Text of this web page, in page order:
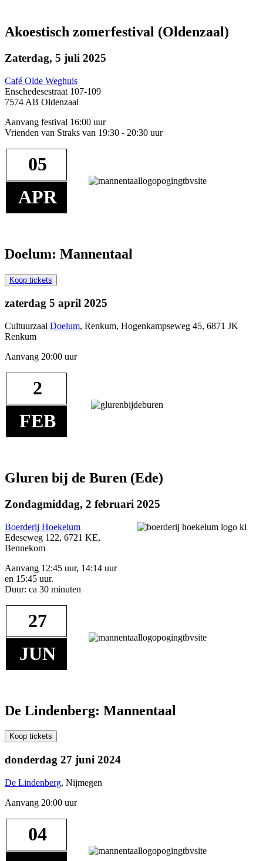
Akoestisch zomerfestival (Oldenzaal)
Zaterdag, 5 juli 2025
Café Olde Weghuis
Enschedesestraat 107-109
7574 AB Oldenzaal
Aanvang festival 16:00 uur
Vrienden van Straks van 19:30 - 20:30 uur
05
APR
Doelum: Mannentaal
Koop tickets
zaterdag 5 april 2025
Cultuurzaal Doelum, Renkum, Hogenkampseweg 45, 6871 JK
Renkum
Aanvang 20:00 uur
2
FEB
Gluren bij de Buren (Ede)
Zondagmiddag, 2 februari 2025
Boerderij Hoekelum
Edeseweg 122, 6721 KE,
Bennekom
Aanvang 12:45 uur, 14:14 uur
en 15:45 uur.
Duur: ca 30 minuten
27
JUN
De Lindenberg: Mannentaal
Koop tickets
donderdag 27 juni 2024
De Lindenberg, Nijmegen
Aanvang 20:00 uur
04